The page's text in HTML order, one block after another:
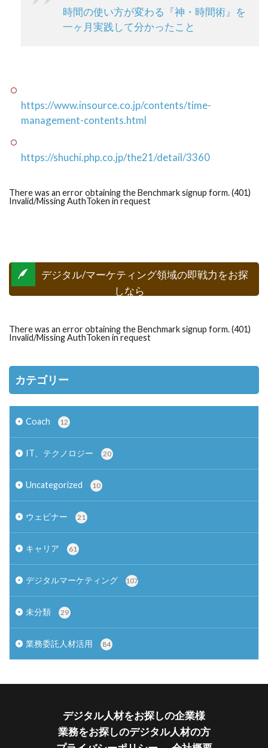
時間の使い方が変わる『神・時間術』を
一ヶ月実践して分かったこと
https://www.insource.co.jp/contents/time-
management-contents.html
https://shuchi.php.co.jp/the21/detail/3360
There was an error obtaining the Benchmark signup form. (401)
Invalid/Missing AuthToken in request
デジタル/マーケティング領域の即戦力をお探
しなら
There was an error obtaining the Benchmark signup form. (401)
Invalid/Missing AuthToken in request
カテゴリー
Coach 12
IT、テクノロジー 20
Uncategorized 10
ウェビナー 21
キャリア 61
デジタルマーケティング 107
未分類 29
業務委託人材活用 84
デジタル人材をお探しの企業様
業務をお探しのデジタル人材の方